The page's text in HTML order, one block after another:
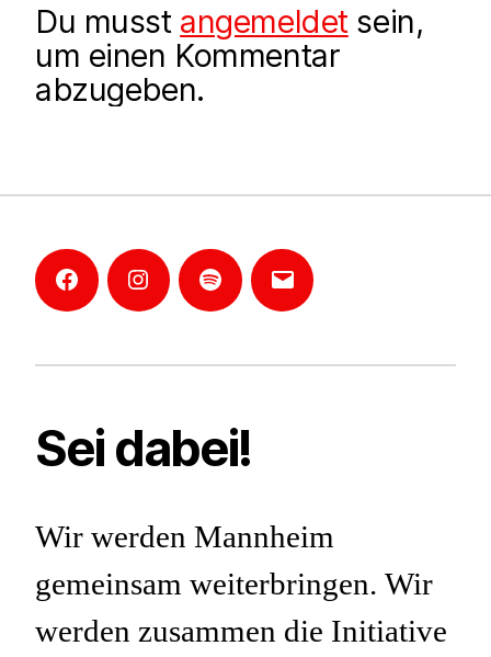
Du musst angemeldet sein,
um einen Kommentar
abzugeben.
FacebookInstagramMannheim-
E-
Sei dabei!
Wir werden Mannheim
gemeinsam weiterbringen. Wir
werden zusammen die Initiative